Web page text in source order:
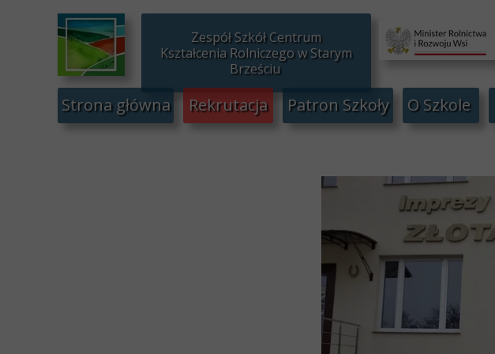
Rekrutacja
Strona główna O Szkole
Patron Szkoły
Zespół Szkół Centrum
Kształcenia Rolniczego w Starym
Brześciu